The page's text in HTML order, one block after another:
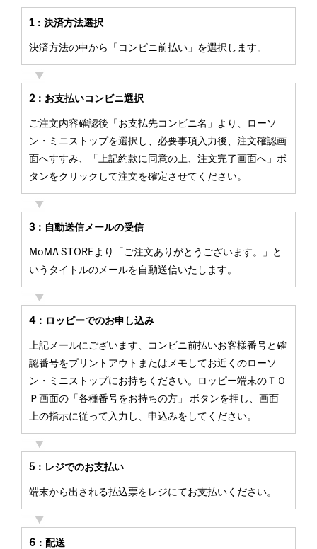
1：決済方法選択
決済方法の中から「コンビニ前払い」を選択します。
2：お支払いコンビニ選択
ご注文内容確認後「お支払先コンビニ名」より、ローソ
ン・ミニストップを選択し、必要事項入力後、注文確認画
面へすすみ、「上記約款に同意の上、注文完了画面へ」ボ
タンをクリックして注文を確定させてください。
3：自動送信メールの受信
MoMA STOREより「ご注文ありがとうございます。」と
いうタイトルのメールを自動送信いたします。
4：ロッピーでのお申し込み
上記メールにございます、コンビニ前払いお客様番号と確
認番号をプリントアウトまたはメモしてお近くのローソ
ン・ミニストップにお持ちください。ロッピー端末のＴＯ
Ｐ画面の「各種番号をお持ちの方」 ボタンを押し、画面
上の指示に従って入力し、申込みをしてください。
5：レジでのお支払い
端末から出される払込票をレジにてお支払いください。
6：配送